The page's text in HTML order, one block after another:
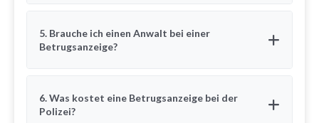
5. Brauche ich einen Anwalt bei einer
Betrugsanzeige?
6. Was kostet eine Betrugsanzeige bei der
Polizei?